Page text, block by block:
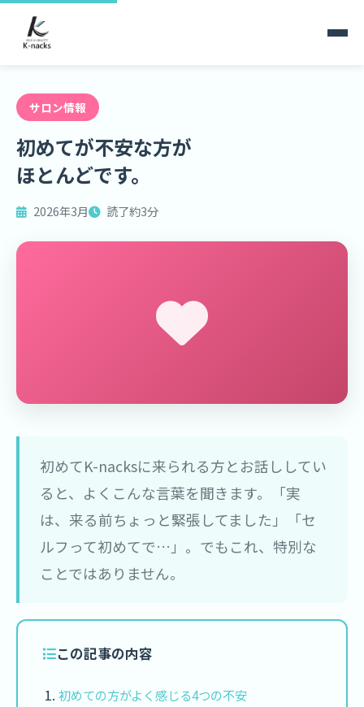
サロン情報
初めてが不安な方が
ほとんどです。
2026年3月 読了約3分
初めてK-nacksに来られる方とお話ししてい
ると、よくこんな言葉を聞きます。「実
は、来る前ちょっと緊張してました」「セ
ルフって初めてで…」。でもこれ、特別な
ことではありません。
この記事の内容
初めての方がよく感じる4つの不安